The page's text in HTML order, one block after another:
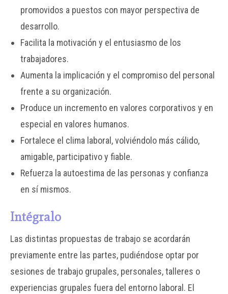
promovidos a puestos con mayor perspectiva de
desarrollo.
Facilita la motivación y el entusiasmo de los
trabajadores.
Aumenta la implicación y el compromiso del personal
frente a su organización.
Produce un incremento en valores corporativos y en
especial en valores humanos.
Fortalece el clima laboral, volviéndolo más cálido,
amigable, participativo y fiable.
Refuerza la autoestima de las personas y confianza
en sí mismos.
Intégralo
Las distintas propuestas de trabajo se acordarán
previamente entre las partes, pudiéndose optar por
sesiones de trabajo grupales, personales, talleres o
experiencias grupales fuera del entorno laboral. El